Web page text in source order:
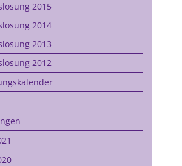
2015
2014
2013
2012